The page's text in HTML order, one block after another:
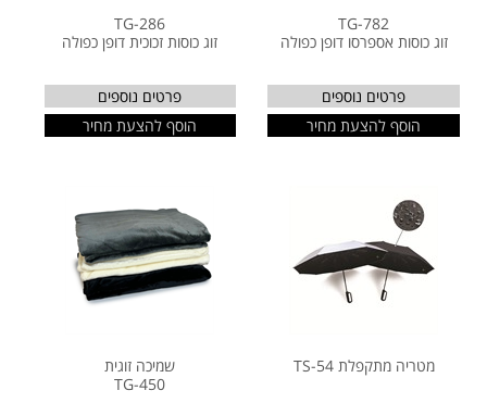
TG-782
זוג כוסות אספרסו דופן כפולה
פרטים נוספים
הוסף להצעת מחיר
TG-286
זוג כוסות זכוכית דופן כפולה
פרטים נוספים
הוסף להצעת מחיר
מטריה מתקפלת TS-54
שמיכה זוגית
TG-450